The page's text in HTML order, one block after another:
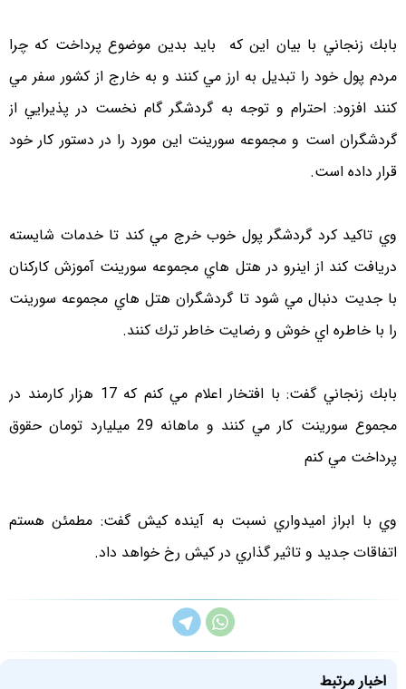
بابك زنجاني با بيان اين كه بايد بدين موضوع پرداخت كه چرا
مردم پول خود را تبديل به ارز مي كنند و به خارج از كشور سفر مي
كنند افزود: احترام و توجه به گردشگر گام نخست در پذيرايي از
گردشگران است و مجموعه سورينت اين مورد را در دستور كار خود
قرار داده است.
وي تاكيد كرد گردشگر پول خوب خرج مي كند تا خدمات شايسته
دريافت كند از اينرو در هتل هاي مجموعه سورينت آموزش كاركنان
با جديت دنبال مي شود تا گردشگران هتل هاي مجموعه سورينت
را با خاطره اي خوش و رضايت خاطر ترك كنند.
بابك زنجاني گفت: با افتخار اعلام مي كنم كه 17 هزار كارمند در
مجموع سورينت كار مي كنند و ماهانه 29 ميليارد تومان حقوق
پرداخت مي كنم
وي با ابراز اميدواري نسبت به آينده كيش گفت: مطمئن هستم
اتفاقات جديد و تاثير گذاري در كيش رخ خواهد داد.
اخبار مرتبط